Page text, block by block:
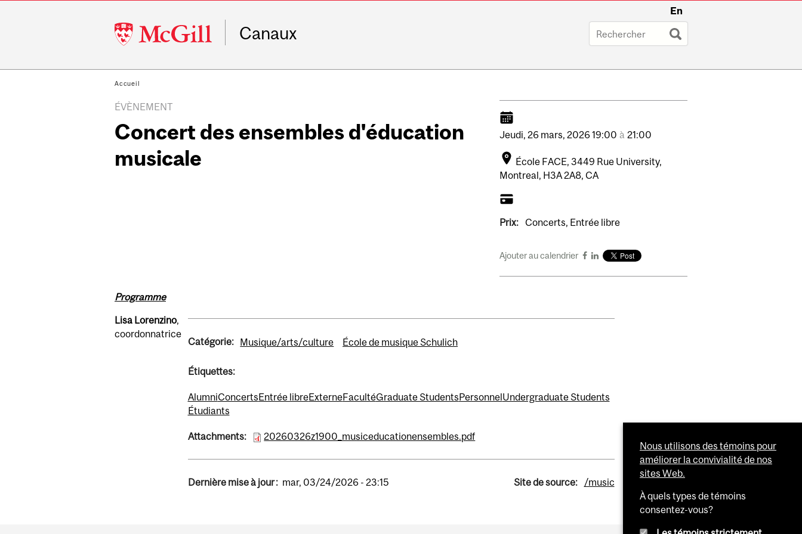
McGill
University
En
Canaux
Accueil
ÉVÈNEMENT
Concert des ensembles d'éducation
musicale
Jeudi, 26 mars, 202619:00 à 21:00
École FACE, 3449 Rue University,
Montreal, H3A 2A8, CA
Prix: Concerts, Entrée libre
Ajouter au calendrier
Programme
Lisa Lorenzino,
coordonnatrice
Catégorie: Musique/arts/culture École de musique Schulich
Étiquettes:
AlumniConcertsEntrée libreExterneFacultéGraduate StudentsPersonnelUndergraduate Students
Étudiants
Attachments: 20260326z1900_musiceducationensembles.pdf
Dernière mise à jour : mar, 03/24/2026 - 23:15 Site de source: /music
Nous utilisons des témoins pour
améliorer la convivialité de nos
sites Web.
À quels types de témoins
consentez-vous?